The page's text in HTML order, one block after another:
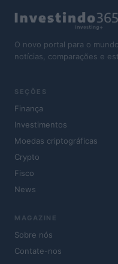
O novo portal para o
notícias, comparações e
SEÇÕES
Finança
Investimentos
Moedas criptográficas
Crypto
Fisco
News
MAGAZINE
Sobre nós
Contate-nos